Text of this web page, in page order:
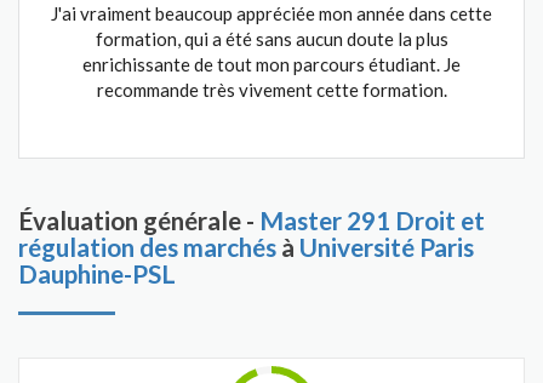
J'ai vraiment beaucoup appréciée mon année dans cette
formation, qui a été sans aucun doute la plus
enrichissante de tout mon parcours étudiant. Je
recommande très vivement cette formation.
Évaluation générale - Master 291 Droit et
régulation des marchés à Université Paris
Dauphine-PSL